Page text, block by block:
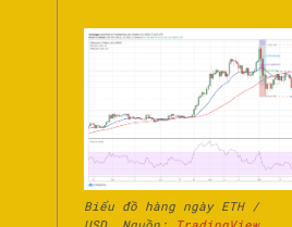
Biểu đồ hàng ngày ETH /